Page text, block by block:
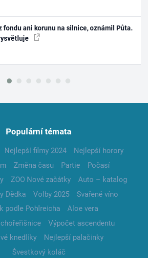
fondu ani korunu na silnice, oznámil Půta.
Populární témata
Nejlepší filmy 2024
Nejlepší horory
Změna času Partie
Počasí
ZOO Nové začátky
Auto – katalog
Dědka
Volby 2025
Svařené víno
podle Pohlreicha
Aloe vera
Výpočet ascendentu
knedlíky
Nejlepší palačinky
Švestkový koláč